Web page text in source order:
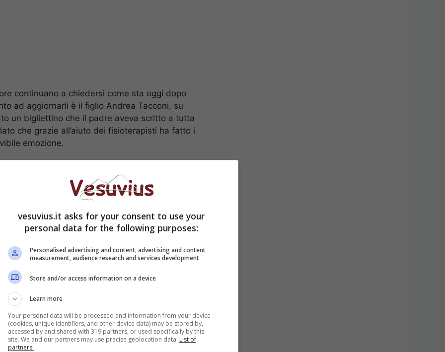
continuano a chiedersi come sta oggi dopo
ad aggiornarli è il figlio Andrea Tacconi, su
un bigliettino che il padre aveva scritto a tutta
che grazie all’aiuto dei fisioterapisti ha fatto i
emozione.
lo ha fatto tramite un post pubblicato sul suo
Tacconi sulle attuali
papà Stefano
vesuvius.it asks for your consent to use your
personal data for the following purposes:
Personalised advertising and content, advertising and content
measurement, audience research and services development
Store and/or access information on a device
Learn more
Your personal data will be processed and information from your device
(cookies, unique identifiers, and other device data) may be stored by,
accessed by and shared with 319 partners, or used specifically by this
site. We and our partners may use precise geolocation data. List of
partners.